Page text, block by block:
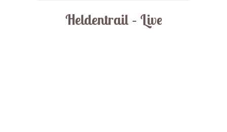
Heldentrail – Live